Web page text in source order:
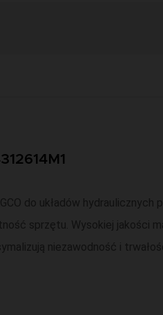
do układów
sprzętu. Wysokiej jakości
niezawodność i